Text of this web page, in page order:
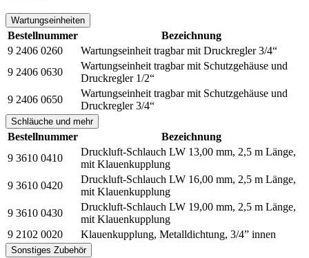
Wartungseinheiten
Bestellnummer
Bezeichnung
9 2406 0260
Wartungseinheit tragbar mit Druckregler 3/4“
9 2406 0630
Wartungseinheit tragbar mit Schutzgehäuse und
Druckregler 1/2“
9 2406 0650
Wartungseinheit tragbar mit Schutzgehäuse und
Druckregler 3/4“
Schläuche und mehr
Bestellnummer
Bezeichnung
9 3610 0410
Druckluft-Schlauch LW 13,00 mm, 2,5 m Länge,
mit Klauenkupplung
9 3610 0420
Druckluft-Schlauch LW 16,00 mm, 2,5 m Länge,
mit Klauenkupplung
9 3610 0430
Druckluft-Schlauch LW 19,00 mm, 2,5 m Länge,
mit Klauenkupplung
9 2102 0020
Klauenkupplung, Metalldichtung, 3/4” innen
Sonstiges Zubehör